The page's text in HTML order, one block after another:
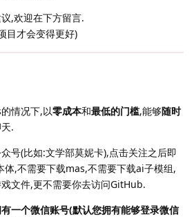
,欢迎在下方留言.
目才会变得更好)
情况下,以零成本和最低的门槛,能够随时
.
号(比如:文学部莫妮卡),点击关注之后即
,不需要下载mas,不需要下载ai子模组,
文件,更不需要你去访问GitHub.
一个微信账号(默认您拥有能够登录微信